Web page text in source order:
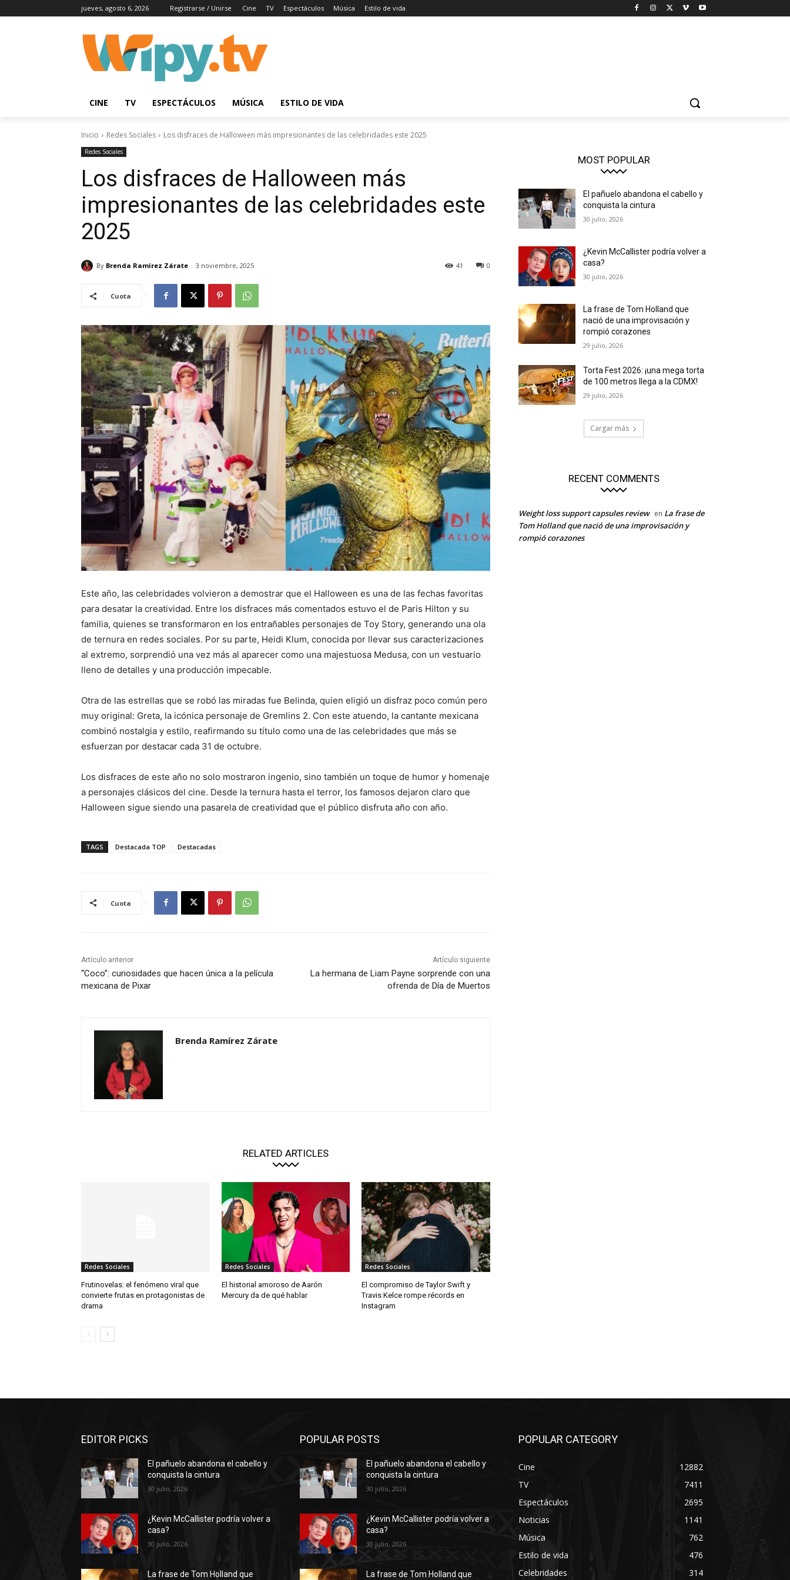
jueves, agosto 6, 2026 Registrarse / Unirse Cine TV Espectáculos Música Estilo de vida
CINE TV ESPECTÁCULOS MÚSICA ESTILO DE VIDA
Inicio Redes Sociales Los disfraces de Halloween más impresionantes de las celebridades este 2025
Redes Sociales
Los disfraces de Halloween más
impresionantes de las celebridades este
2025
By Brenda Ramírez Zárate 3 noviembre, 2025 0
41
Cuota
Este año, las celebridades volvieron a demostrar que el Halloween es una de las fechas favoritas
para desatar la creatividad. Entre los disfraces más comentados estuvo el de Paris Hilton y su
familia, quienes se transformaron en los entrañables personajes de Toy Story, generando una ola
de ternura en redes sociales. Por su parte, Heidi Klum, conocida por llevar sus caracterizaciones
al extremo, sorprendió una vez más al aparecer como una majestuosa Medusa, con un vestuario
lleno de detalles y una producción impecable.
Otra de las estrellas que se robó las miradas fue Belinda, quien eligió un disfraz poco común pero
muy original: Greta, la icónica personaje de Gremlins 2. Con este atuendo, la cantante mexicana
combinó nostalgia y estilo, reafirmando su título como una de las celebridades que más se
esfuerzan por destacar cada 31 de octubre.
Los disfraces de este año no solo mostraron ingenio, sino también un toque de humor y homenaje
a personajes clásicos del cine. Desde la ternura hasta el terror, los famosos dejaron claro que
Halloween sigue siendo una pasarela de creatividad que el público disfruta año con año.
TAGS Destacada TOP Destacadas
Cuota
Artículo anterior
“Coco”: curiosidades que hacen única a la película
mexicana de Pixar
Artículo siguiente
La hermana de Liam Payne sorprende con una
ofrenda de Día de Muertos
Brenda Ramírez Zárate
RELATED ARTICLES
Redes Sociales
Frutinovelas: el fenómeno viral que
convierte frutas en protagonistas de
drama
Redes Sociales
El historial amoroso de Aarón
Mercury da de qué hablar
Redes Sociales
El compromiso de Taylor Swift y
Travis Kelce rompe récords en
Instagram
MOST POPULAR
El pañuelo abandona el cabello y
conquista la cintura
30 julio, 2026
¿Kevin McCallister podría volver a
casa?
30 julio, 2026
La frase de Tom Holland que
nació de una improvisación y
rompió corazones
29 julio, 2026
Torta Fest 2026: ¡una mega torta
de 100 metros llega a la CDMX!
29 julio, 2026
Cargar más
RECENT COMMENTS
Weight loss support capsules review en La frase de
Tom Holland que nació de una improvisación y
rompió corazones
EDITOR PICKS
El pañuelo abandona el cabello y
conquista la cintura
30 julio, 2026
¿Kevin McCallister podría volver a
casa?
30 julio, 2026
La frase de Tom Holland que
POPULAR POSTS
El pañuelo abandona el cabello y
conquista la cintura
30 julio, 2026
¿Kevin McCallister podría volver a
casa?
30 julio, 2026
La frase de Tom Holland que
POPULAR CATEGORY
Cine
12882
TV
7411
Espectáculos
2695
Noticias
1141
Música
762
Estilo de vida
476
Celebridades
314